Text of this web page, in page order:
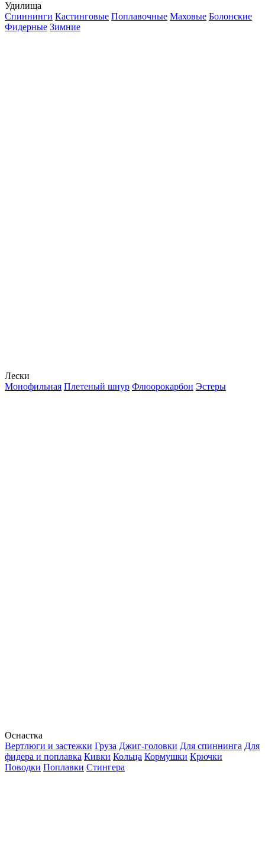
Удилища
Спиннинги Кастинговые Поплавочные Маховые Болонские
Фидерные Зимние
Лески
Монофильная Плетеный шнур Флюорокарбон Эстеры
Оснастка
Вертлюги и застежки Груза Джиг-головки Для спиннинга Для
фидера и поплавка Кивки Кольца Кормушки Крючки
Поводки Поплавки Стингера